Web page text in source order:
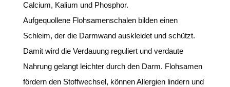
Calcium, Kalium und Phosphor.
Aufgequollene Flohsamenschalen bilden einen
Schleim, der die Darmwand auskleidet und schützt.
Damit wird die Verdauung reguliert und verdaute
Nahrung gelangt leichter durch den Darm. Flohsamen
fördern den Stoffwechsel, können Allergien lindern und